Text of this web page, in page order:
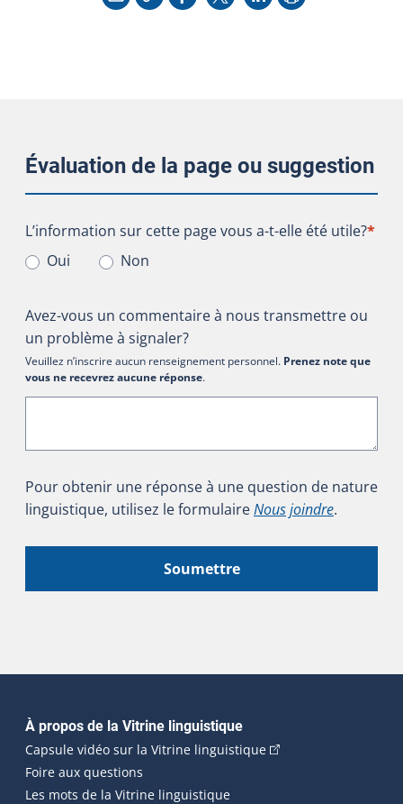
Évaluation de la page ou suggestion
L’information sur cette page vous a-t-elle été utile?
L’information sur cette page vous a-t-elle été utile?*
Oui
Non
Avez-vous un commentaire à nous transmettre ou
un problème à signaler?
Veuillez n’inscrire aucun renseignement personnel. Prenez note que
vous ne recevrez aucune réponse.
Pour obtenir une réponse à une question de nature
linguistique, utilisez le formulaireNous joindre.
Soumettre
Navigation principale
À propos de la Vitrine linguistique
Capsule vidéo sur la Vitrine linguistique(Cet hyperlien
Foire aux questions
Les mots de la Vitrine linguistique